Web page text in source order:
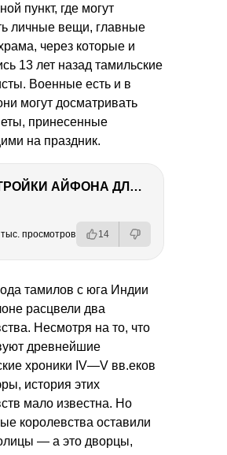
пункт, где могут
личные вещи, главные
через которые и
13 лет назад тамильские
Военные есть и в
могут досматривать
принесенные
на праздник.
НАСТРОЙКИ АЙФОНА ДЛЯ ФОТО И ВИДЕО
просмотров 14
тамилов с юга Индии
расцвели два
Несмотря на то, что
древнейшие
хроники IV—V вв.еков
история этих
мало известна. Но
королевства оставили
— а это дворцы,